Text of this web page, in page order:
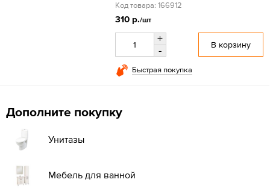
Код товара: 166912
310 р./шт
+
-
В корзину
Быстрая покупка
Дополните покупку
Унитазы
Мебель для ванной